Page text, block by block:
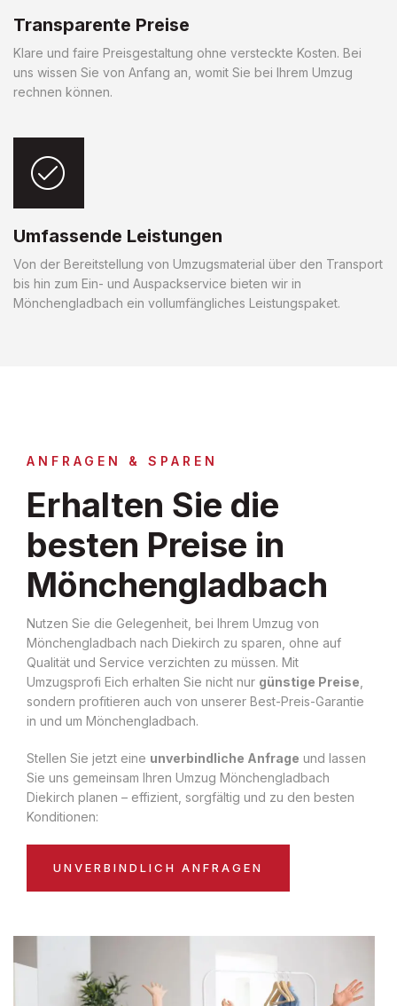
Transparente Preise
Klare und faire Preisgestaltung ohne versteckte Kosten. Bei
uns wissen Sie von Anfang an, womit Sie bei Ihrem Umzug
rechnen können.
Umfassende Leistungen
Von der Bereitstellung von Umzugsmaterial über den Transport
bis hin zum Ein- und Auspackservice bieten wir in
Mönchengladbach ein vollumfängliches Leistungspaket.
ANFRAGEN & SPAREN
Erhalten Sie die
besten Preise in
Mönchengladbach
Nutzen Sie die Gelegenheit, bei Ihrem Umzug von
Mönchengladbach nach Diekirch zu sparen, ohne auf
Qualität und Service verzichten zu müssen. Mit
Umzugsprofi Eich erhalten Sie nicht nur günstige Preise
sondern profitieren auch von unserer Best-Preis-Garantie
in und um Mönchengladbach.
Stellen Sie jetzt eine unverbindliche Anfrage und lassen
Sie uns gemeinsam Ihren Umzug Mönchengladbach
Diekirch planen – effizient, sorgfältig und zu den besten
Konditionen:
UNVERBINDLICH ANFRAGEN